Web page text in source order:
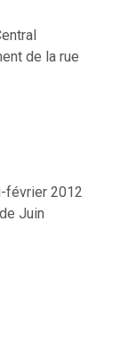
de la rue
février 2012
Juin